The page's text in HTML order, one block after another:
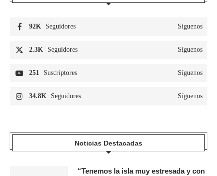
92K Seguidores Síguenos
2.3K Seguidores Síguenos
251 Suscriptores Síguenos
34.8K Seguidores Síguenos
Noticias Destacadas
“Tenemos la isla muy estresada y con